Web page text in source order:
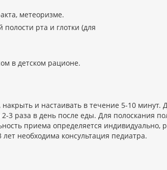
метеоризме.
рта и глотки (для
в детском рационе.
накрыть и настаивать в течение 5-10 минут.
3 раза в день после еды. Для полоскания
приема определяется индивидуально,
необходима консультация педиатра.